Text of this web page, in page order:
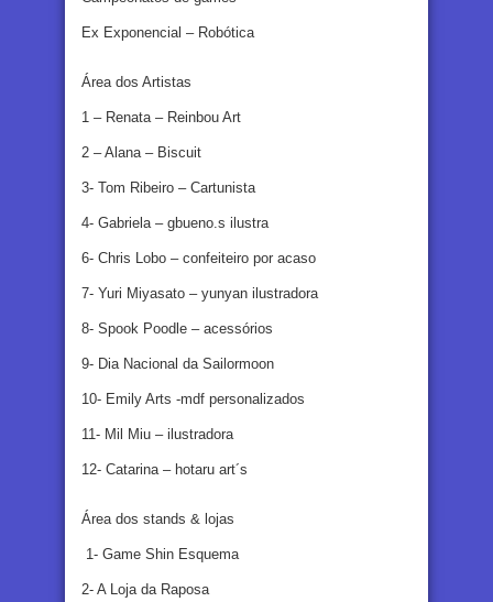
Ex Exponencial – Robótica
Área dos Artistas
1 – Renata – Reinbou Art
2 – Alana – Biscuit
3- Tom Ribeiro – Cartunista
4- Gabriela – gbueno.s ilustra
6- Chris Lobo – confeiteiro por acaso
7- Yuri Miyasato – yunyan ilustradora
8- Spook Poodle – acessórios
9- Dia Nacional da Sailormoon
10- Emily Arts -mdf personalizados
11- Mil Miu – ilustradora
12- Catarina – hotaru art´s
Área dos stands & lojas
1- Game Shin Esquema
2- A Loja da Raposa